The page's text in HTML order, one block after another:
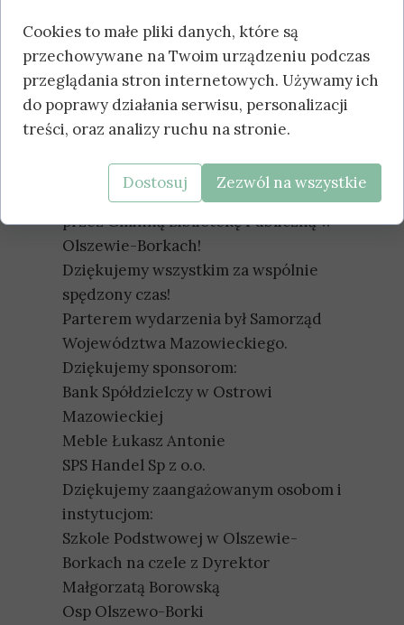
Wręczono również nagrody w
konkursach świątecznych, w tym w
konkursie Szopka Bożonarodzeniowa
współorganizowanym z Powiatem
Ostrołęckim oraz Konkursie na
Bożego Narodzenia. Nasze rodzinne
zwyczaje świąteczne" organizowanym
przez Gminną Bibliotekę Publiczną w
Olszewie-Borkach!
Dziękujemy wszystkim za wspólnie
spędzony czas!
Parterem wydarzenia był Samorząd
Województwa Mazowieckiego.
Dziękujemy sponsorom:
Bank Spółdzielczy w Ostrowi
Mazowieckiej
Meble Łukasz Antonie
SPS Handel Sp z o.o.
Dziękujemy zaangażowanym osobom i
instytucjom:
Szkole Podstwowej w Olszewie-
Borkach na czele z Dyrektor
Małgorzatą Borowską
Osp Olszewo-Borki
Cookies to małe pliki danych, które są
przechowywane na Twoim urządzeniu podczas
przeglądania stron internetowych. Używamy ich
do poprawy działania serwisu, personalizacji
treści, oraz analizy ruchu na stronie.
Dostosuj Zezwól na wszystkie